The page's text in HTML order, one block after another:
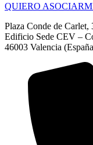
QUIERO
Plaza Conde de Carlet,
Edificio Sede CEV –
46003 Valencia